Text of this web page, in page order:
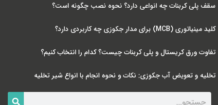
سقف پلی کربنات چه انواعی دارد؟ نحوه نصب چگونه است؟
کلید مینیاتوری (MCB) برای مدار جکوزی چه کاربردی دارد؟
تفاوت ورق کریستال و پلی کربنات چیست؟ کدام را انتخاب کنیم؟
تخلیه و تعویض آب جکوزی: نکات و نحوه انجام با انواع شیر تخلیه